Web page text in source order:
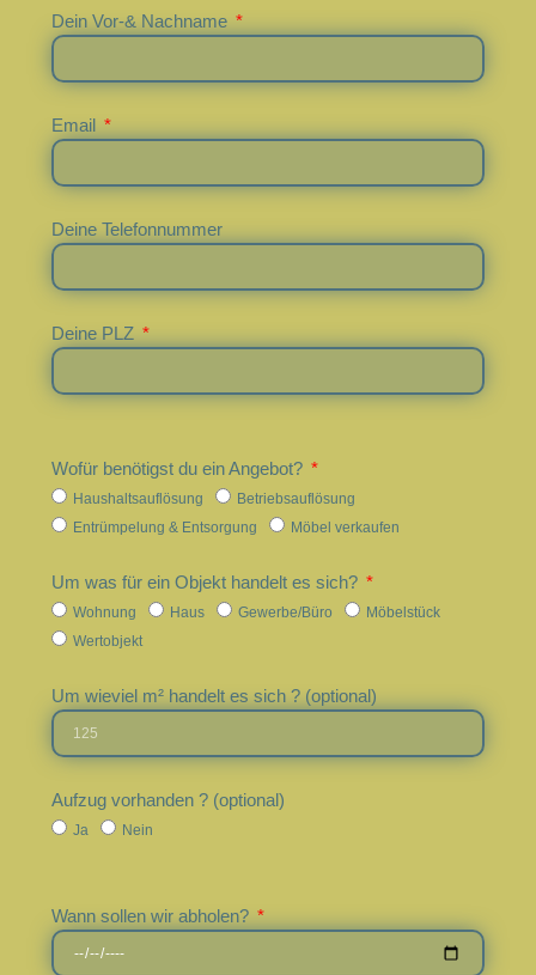
Dein Vor-& Nachname
Email
Deine Telefonnummer
Deine PLZ
Wofür benötigst du ein Angebot?
Haushaltsauflösung
Betriebsauflösung
Entrümpelung & Entsorgung
Möbel verkaufen
Um was für ein Objekt handelt es sich?
Wohnung Haus Gewerbe/Büro
Möbelstück
Wertobjekt
Um wieviel m² handelt es sich ? (optional)
Aufzug vorhanden ? (optional)
Ja Nein
Wann sollen wir abholen?